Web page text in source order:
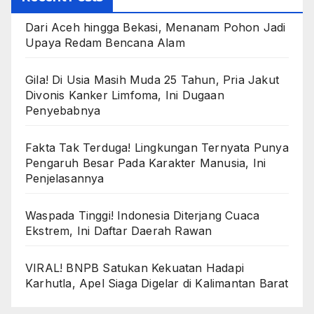
Dari Aceh hingga Bekasi, Menanam Pohon Jadi
Upaya Redam Bencana Alam
Gila! Di Usia Masih Muda 25 Tahun, Pria Jakut
Divonis Kanker Limfoma, Ini Dugaan
Penyebabnya
Fakta Tak Terduga! Lingkungan Ternyata Punya
Pengaruh Besar Pada Karakter Manusia, Ini
Penjelasannya
Waspada Tinggi! Indonesia Diterjang Cuaca
Ekstrem, Ini Daftar Daerah Rawan
VIRAL! BNPB Satukan Kekuatan Hadapi
Karhutla, Apel Siaga Digelar di Kalimantan Barat